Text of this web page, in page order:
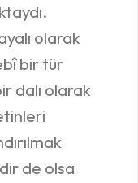
olarak
bir tür
dalı olarak
de olsa